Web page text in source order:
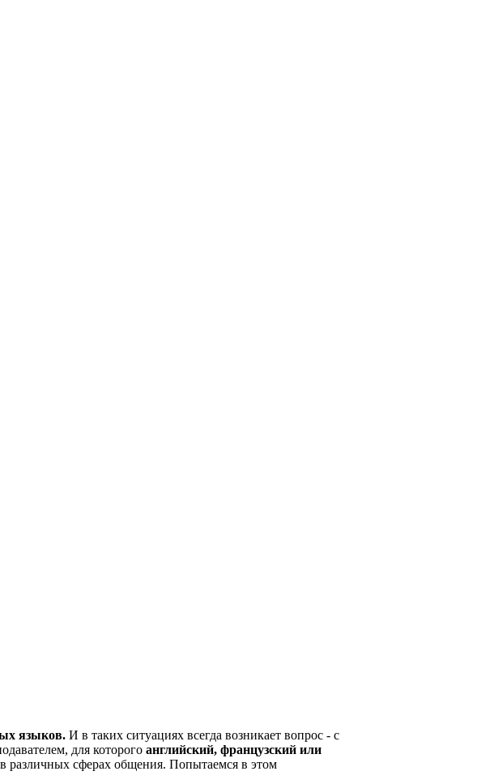
языков. И в таких ситуациях всегда возникает вопрос - с
для которого английский, французский или
различных сферах общения. Попытаемся в этом